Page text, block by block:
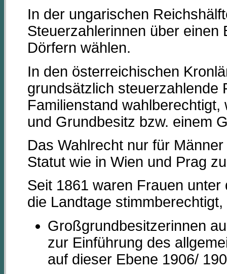
In der ungarischen
Steuerzahlerinnen über einen
Dörfern wählen.
In den österreichischen
grundsätzlich steuerzahlende
Familienstand
und Grundbesitz bzw. einem
Das Wahlrecht nur für
Statut wie in Wien und Prag
Seit 1861 waren Frauen
die Landtage
Großgrundbesitzerinnen
zur Einführung des
auf dieser Ebene 1906/